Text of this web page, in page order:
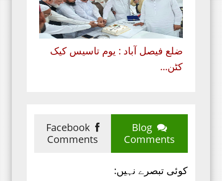
ضلع فیصل آباد : یوم تاسیس کیک
کٹن...
Blog
Comments
Facebook
Comments
کوئی تبصرے نہیں: